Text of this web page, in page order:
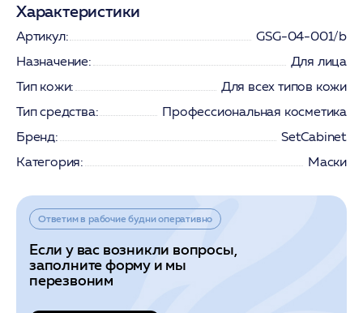
Характеристики
Артикул:
GSG-04-001/b
Назначение:
Для лица
Тип кожи:
Для всех типов кожи
Тип средства:
Профессиональная косметика
Бренд:
SetCabinet
Категория:
Маски
Ответим в рабочие будни оперативно
Если у вас возникли вопросы,
заполните форму и мы
перезвоним